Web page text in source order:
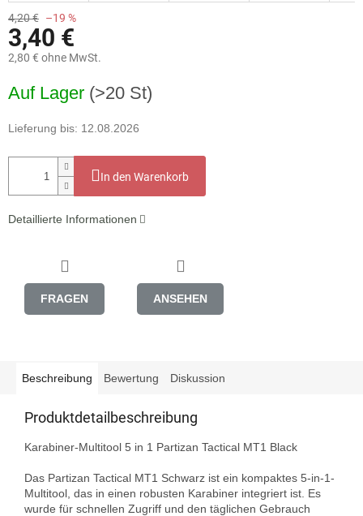
4,20 € –19 %
3,40 €
2,80 € ohne MwSt.
Auf Lager (>20 St)
Lieferung bis: 12.08.2026
In den Warenkorb
Detaillierte Informationen
FRAGEN ANSEHEN
Beschreibung Bewertung Diskussion
Produktdetailbeschreibung
Karabiner-Multitool 5 in 1 Partizan Tactical MT1 Black
Das Partizan Tactical MT1 Schwarz ist ein kompaktes 5-in-1-
Multitool, das in einen robusten Karabiner integriert ist. Es
wurde für schnellen Zugriff und den täglichen Gebrauch